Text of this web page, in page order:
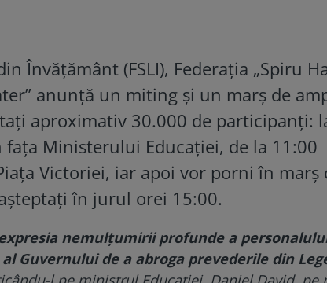
Învățământ (FSLI), Federația „Spiru
anunță un miting și un marș de
aproximativ 30.000 de participanți:
Ministerului Educației, de la 11:00
Victoriei, iar apoi vor porni în marș
în jurul orei 15:00.
nemulţumirii profunde a
Guvernului de a abroga prevederile din